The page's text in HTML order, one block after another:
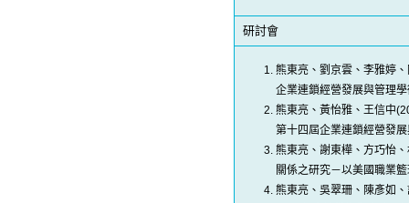
研討會
熊東亮、劉京雲、李雅婷
企業連鎖經營發展與管理
熊東亮、黃怡雅、王信中
第十四屆企業連鎖經營發
熊東亮、謝東樺、方巧怡
關係之研究－以美國職業
熊東亮、吳翠珊、陳彥如